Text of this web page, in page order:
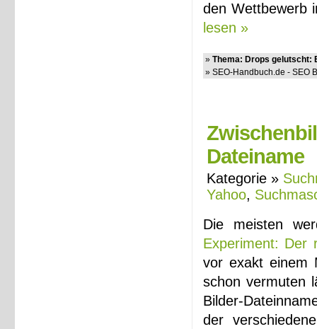
den Wettbewerb
lesen »
» Thema: Drops gelutscht:
» SEO-Handbuch.de - SEO
Dateiname
Kategorie »
Yahoo,
Die meisten
Experiment: Der
vor exakt einem
schon vermuten
Bilder-
der